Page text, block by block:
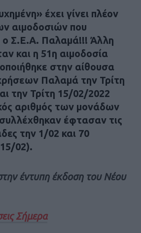
έχει γίνει πλέον
αιμοδοσιών που
ο Σ.Ε.Α. Παλαμά!!! Άλλη
και η 51η αιμοδοσία
στην αίθουσα
Παλαμά την Τρίτη
την Τρίτη 15/02/2022
αριθμός των μονάδων
έφτασαν τις
την 1/02 και 70
02).
έντυπη έκδοση του Νέου
Σήμερα